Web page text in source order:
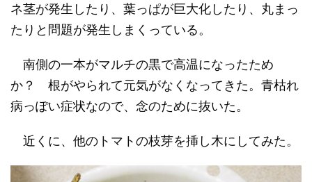
ネ茎が発生したり、葉っぱが巨大化したり、丸まっ
たりと問題が発生しまくっている。
南側の一本がマルチの黒で高温になったため
か？ 根がやられて元気がなくなってきた。青枯れ
病っぽい症状なので、念のために抜いた。
近くに、他のトマトの枝芽を挿し木にしてみた。